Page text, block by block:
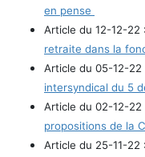
en pense
Article du 12-12-22 :
retraite dans la
Article du 05-12-22
intersyndical du 5
Article du 02-12-22
propositions de la
Article du 25-11-22 :